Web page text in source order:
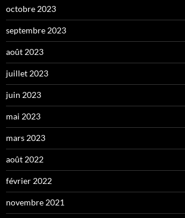
octobre 2023
septembre 2023
août 2023
juillet 2023
juin 2023
mai 2023
mars 2023
août 2022
février 2022
novembre 2021